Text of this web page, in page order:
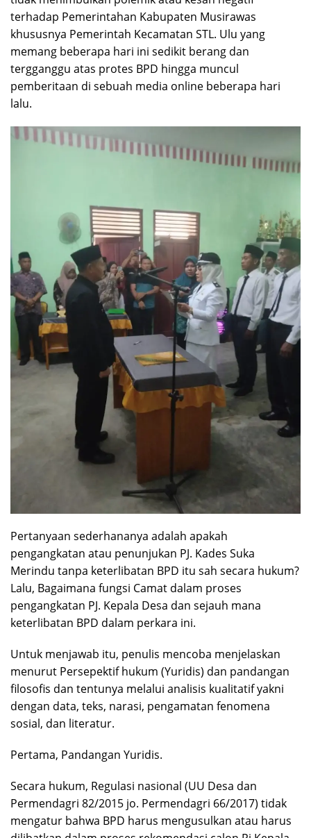
terhadap Pemerintahan Kabupaten Musirawas
khususnya Pemerintah Kecamatan STL. Ulu yang
memang beberapa hari ini sedikit berang dan
tergganggu atas protes BPD hingga muncul
pemberitaan di sebuah media online beberapa hari
lalu.
Pertanyaan sederhananya adalah apakah
pengangkatan atau penunjukan PJ. Kades Suka
Merindu tanpa keterlibatan BPD itu sah secara hukum?
Lalu, Bagaimana fungsi Camat dalam proses
pengangkatan PJ. Kepala Desa dan sejauh mana
keterlibatan BPD dalam perkara ini.
Untuk menjawab itu, penulis mencoba menjelaskan
menurut Persepektif hukum (Yuridis) dan pandangan
filosofis dan tentunya melalui analisis kualitatif yakni
dengan data, teks, narasi, pengamatan fenomena
sosial, dan literatur.
Pertama, Pandangan Yuridis.
Secara hukum, Regulasi nasional (UU Desa dan
Permendagri 82/2015 jo. Permendagri 66/2017) tidak
mengatur bahwa BPD harus mengusulkan atau harus